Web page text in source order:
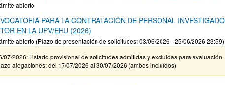
abierto
PARA LA CONTRATACIÓN DE PERSONAL
EN LA UPV/EHU (2026)
abierto (Plazo de presentación de solicitudes: 03/06/2026 - 25/06/2026 23:59)
07/2026: Listado provisional de solicitudes admitidas y excluidas para evaluación.
alegaciones: del 17/07/2026 al 30/07/2026 (ambos incluídos)